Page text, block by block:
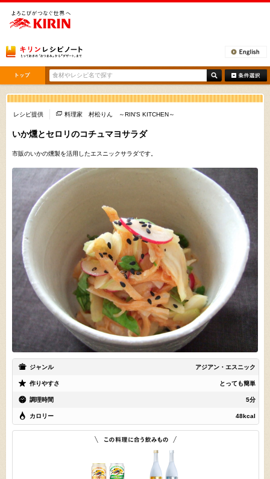
レシピ提供 料理家 村松りん ～RIN'S KITCHEN～
いか燻とセロリのコチュマヨサラダ
市販のいかの燻製を活用したエスニックサラダです。
ジャンル アジアン・エスニック
作りやすさ とっても簡単
調理時間 5分
カロリー 48kcal